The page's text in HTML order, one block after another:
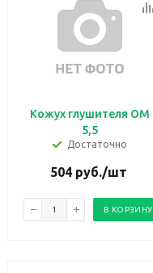
Кожух глушителя ОМ
5,5
Достаточно
504руб./шт
В КОРЗИНУ